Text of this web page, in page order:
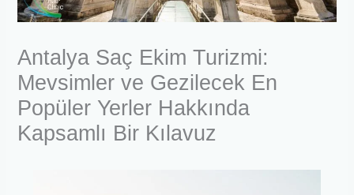
Antalya Saç Ekim Turizmi:
Mevsimler ve Gezilecek En
Popüler Yerler Hakkında
Kapsamlı Bir Kılavuz